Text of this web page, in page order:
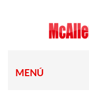
MENÚ